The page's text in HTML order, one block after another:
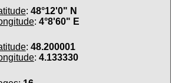
: 48°12'0" N
: 4°8'60" E
: 48.200001
: 4.133330